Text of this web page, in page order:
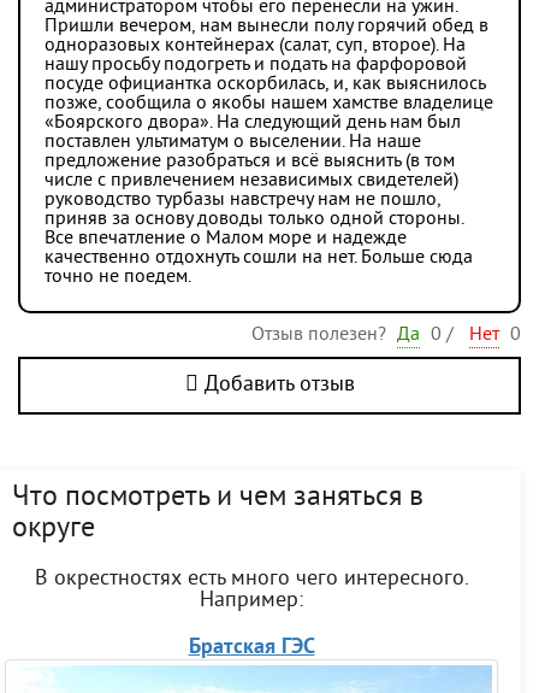
администратором чтобы его перенесли на ужин.
Пришли вечером, нам вынесли полу горячий обед в
одноразовых контейнерах (салат, суп, второе). На
нашу просьбу подогреть и подать на фарфоровой
посуде официантка оскорбилась, и, как выяснилось
позже, сообщила о якобы нашем хамстве владелице
«Боярского двора». На следующий день нам был
поставлен ультиматум о выселении. На наше
предложение разобраться и всё выяснить (в том
числе с привлечением независимых свидетелей)
руководство турбазы навстречу нам не пошло,
приняв за основу доводы только одной стороны.
Все впечатление о Малом море и надежде
качественно отдохнуть сошли на нет. Больше сюда
точно не поедем.
Отзыв полезен? Да 0 / Нет 0
Добавить отзыв
Что посмотреть и чем заняться в
округе
В окрестностях есть много чего интересного.
Например:
Братская ГЭС